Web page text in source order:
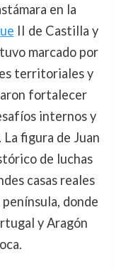
en la
II de Castilla y
marcado por
territoriales y
fortalecer
internos y
figura de Juan
de luchas
casas reales
donde
y Aragón